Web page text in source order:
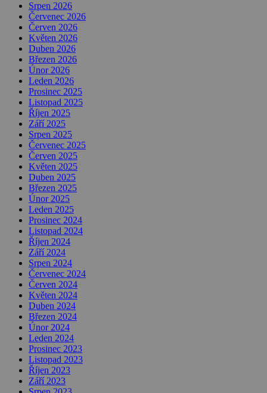
Srpen 2026
Červenec 2026
Červen 2026
Květen 2026
Duben 2026
Březen 2026
Únor 2026
Leden 2026
Prosinec 2025
Listopad 2025
Říjen 2025
Září 2025
Srpen 2025
Červenec 2025
Červen 2025
Květen 2025
Duben 2025
Březen 2025
Únor 2025
Leden 2025
Prosinec 2024
Listopad 2024
Říjen 2024
Září 2024
Srpen 2024
Červenec 2024
Červen 2024
Květen 2024
Duben 2024
Březen 2024
Únor 2024
Leden 2024
Prosinec 2023
Listopad 2023
Říjen 2023
Září 2023